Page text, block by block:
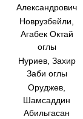
Александрович
Новрузбейли,
Агабек Октай
оглы
Нуриев, Захир
Заби оглы
Оруджев,
Шамсаддин
Абильгасан